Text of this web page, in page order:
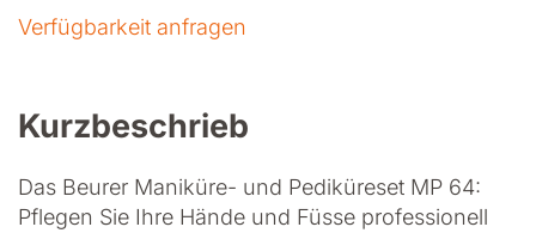
Verfügbarkeit anfragen
Kurzbeschrieb
Das Beurer Maniküre- und Pediküreset MP 64:
Pflegen Sie Ihre Hände und Füsse professionell